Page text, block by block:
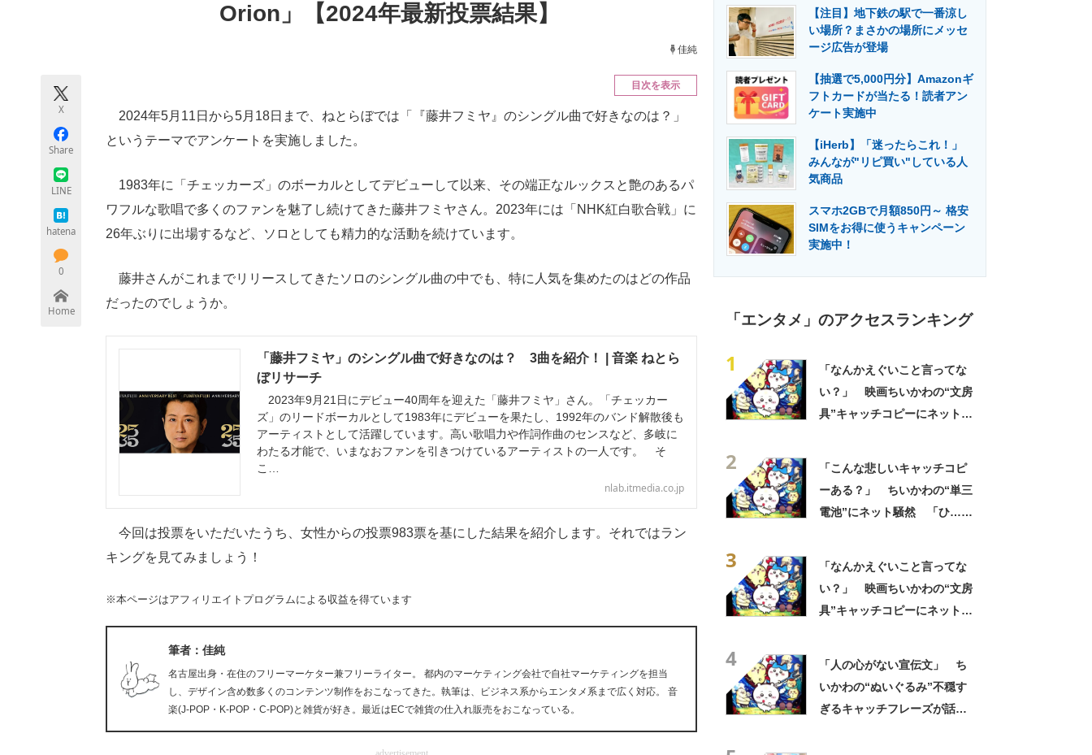
エネルギーの専門メディア 建設×テクノロジーの最前線
ちょっと気になるネットの話題
Orion」【2024年最新投票結果】
佳純
X
Share
LINE
hatena
0
Home
目次を表示
2024年5月11日から5月18日まで、ねとらぼでは「『藤井フミヤ』のシングル曲で好きなのは？」
というテーマでアンケートを実施しました。
1983年に「チェッカーズ」のボーカルとしてデビューして以来、その端正なルックスと艶のあるパ
ワフルな歌唱で多くのファンを魅了し続けてきた藤井フミヤさん。2023年には「NHK紅白歌合戦」に
26年ぶりに出場するなど、ソロとしても精力的な活動を続けています。
藤井さんがこれまでリリースしてきたソロのシングル曲の中でも、特に人気を集めたのはどの作品
だったのでしょうか。
「藤井フミヤ」のシングル曲で好きなのは？ 3曲を紹介！ | 音楽 ねとら
ぼリサーチ
2023年9月21日にデビュー40周年を迎えた「藤井フミヤ」さん。「チェッカー
ズ」のリードボーカルとして1983年にデビューを果たし、1992年のバンド解散後も
アーティストとして活躍しています。高い歌唱力や作詞作曲のセンスなど、多岐に
わたる才能で、いまなおファンを引きつけているアーティストの一人です。 そ
こ…
nlab.itmedia.co.jp
今回は投票をいただいたうち、女性からの投票983票を基にした結果を紹介します。それではラン
キングを見てみましょう！
※本ページはアフィリエイトプログラムによる収益を得ています
筆者：佳純
名古屋出身・在住のフリーマーケター兼フリーライター。 都内のマーケティング会社で自社マーケティングを担当
し、デザイン含め数多くのコンテンツ制作をおこなってきた。執筆は、ビジネス系からエンタメ系まで広く対応。 音
楽(J-POP・K-POP・C-POP)と雑貨が好き。最近はECで雑貨の仕入れ販売をおこなっている。
【注目】地下鉄の駅で一番涼し
い場所？まさかの場所にメッセ
ージ広告が登場
【抽選で5,000円分】Amazonギ
フトカードが当たる！読者アン
ケート実施中
【iHerb】「迷ったらこれ！」
みんなが"リピ買い"している人
気商品
スマホ2GBで月額850円～ 格安
SIMをお得に使うキャンペーン
実施中！
「エンタメ」のアクセスランキング
1
「なんかえぐいこと言ってな
い？」 映画ちいかわの“文房
具”キャッチコピーにネット騒
2
「こんな悲しいキャッチコピ
ーある？」 ちいかわの“単三
電池”にネット騒然 「ひ…人
3
「なんかえぐいこと言ってな
い？」 映画ちいかわの“文房
具”キャッチコピーにネット騒
4
「人の心がない宣伝文」 ち
いかわの“ぬいぐるみ”不穏す
ぎるキャッチフレーズが話